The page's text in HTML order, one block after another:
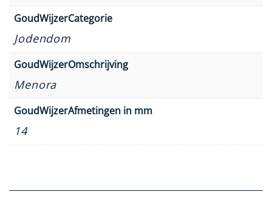
GoudWijzerCategorie
Jodendom
GoudWijzerOmschrijving
Menora
GoudWijzerAfmetingen in mm
14